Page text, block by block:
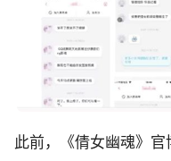
此前，《倩女幽魂》官